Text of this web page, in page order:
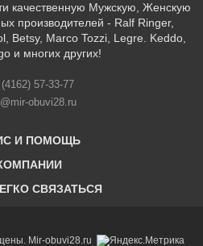
качественную Мужскую, Женскую
производителей - Ralf Ringer,
Betsy, Marco Tozzi, Legre. Keddo,
и многих других!
57-33-77
obuvi28.ru
И ПОМОЩЬ
программа
СВЯЗАТЬСЯ
Mir-obuvi28.ru